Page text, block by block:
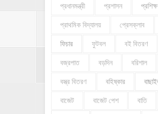
প্রধানমন্ত্রী প্রশাসন
প্রাথমিক বিদ্যালয় প্রেসক্লাব
ফিচার ফুটবল বই বিতরণ
বজ্রপাত বড়দিন বরিশাল
বস্ত্র বিতরণ বহিষ্কার
বাজেট বাজেট পেশ বাতি